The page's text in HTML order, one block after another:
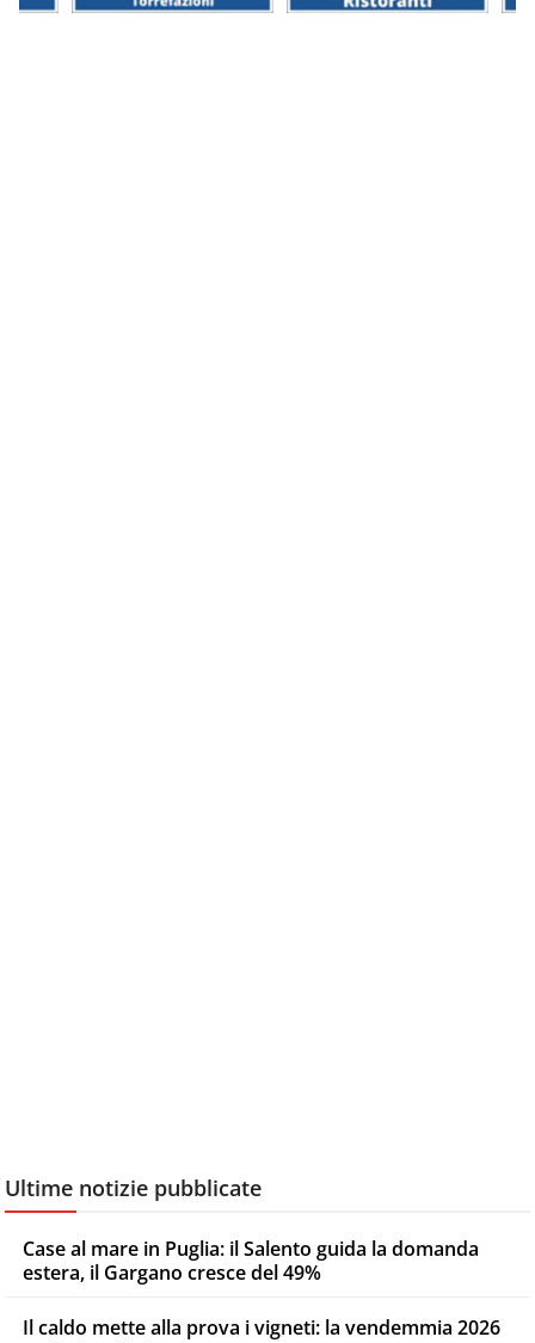
Ultime notizie pubblicate
Case al mare in Puglia: il Salento guida la domanda
estera, il Gargano cresce del 49%
Il caldo mette alla prova i vigneti: la vendemmia 2026